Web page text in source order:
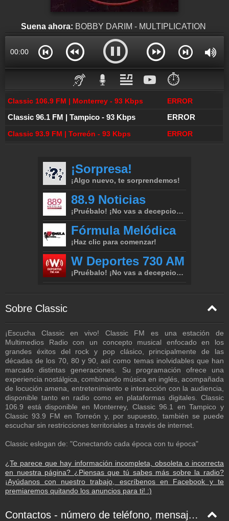
Inserción de la radio
Suena ahora: BOBBY DARIM - MULTIPLICATION
00:00
⏱️
Classic 106.9 FM | Monterrey - 93 Kbps ERROR
Classic 96.1 FM | Tampico - 93 Kbps ERROR
Classic 93.9 FM | Torreón - 93 Kbps ERROR
Sobre Classic
¡Escucha Classic en vivo! Classic FM es una estación de
Multimedios Radio con un concepto musical enfocado en los
grandes éxitos del rock y pop clásico, principalmente de las
décadas de los 70, 80 y 90, así como temas inolvidables que han
marcado distintas generaciones. Su programación ofrece una
experiencia nostálgica, combinando música en inglés, acompañada
de locución amena, entretenimiento e interacción con la audiencia,
disponible tanto en radio como en plataformas digitales. Classic
106.9 está disponible en Monterrey, Classic 96.1 en Tampico y
Classic 93.9 FM en Torreón y, por supuesto, también se puede
escuchar sin restricciones territoriales a través de internet.
Classic eslogan de: "Conectando cada época con tu época"
¿Te parece que hay información incompleta, obsoleta o incorrecta
en nuestra página? ¿Piensas que tú sabes más sobre la radio?
¡Ayúdanos con nuestro trabajo, escríbenos en Facebook y te
premiaremos quitando los anuncios para ti! :)
Contactos - número de teléfono, mensaje de texto, correo electrónico, Facebook